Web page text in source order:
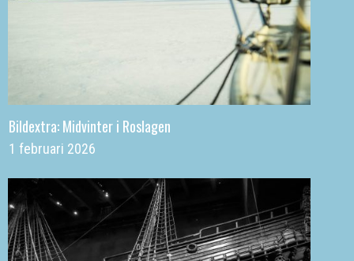
Bildextra: Midvinter i Roslagen
1 februari 2026